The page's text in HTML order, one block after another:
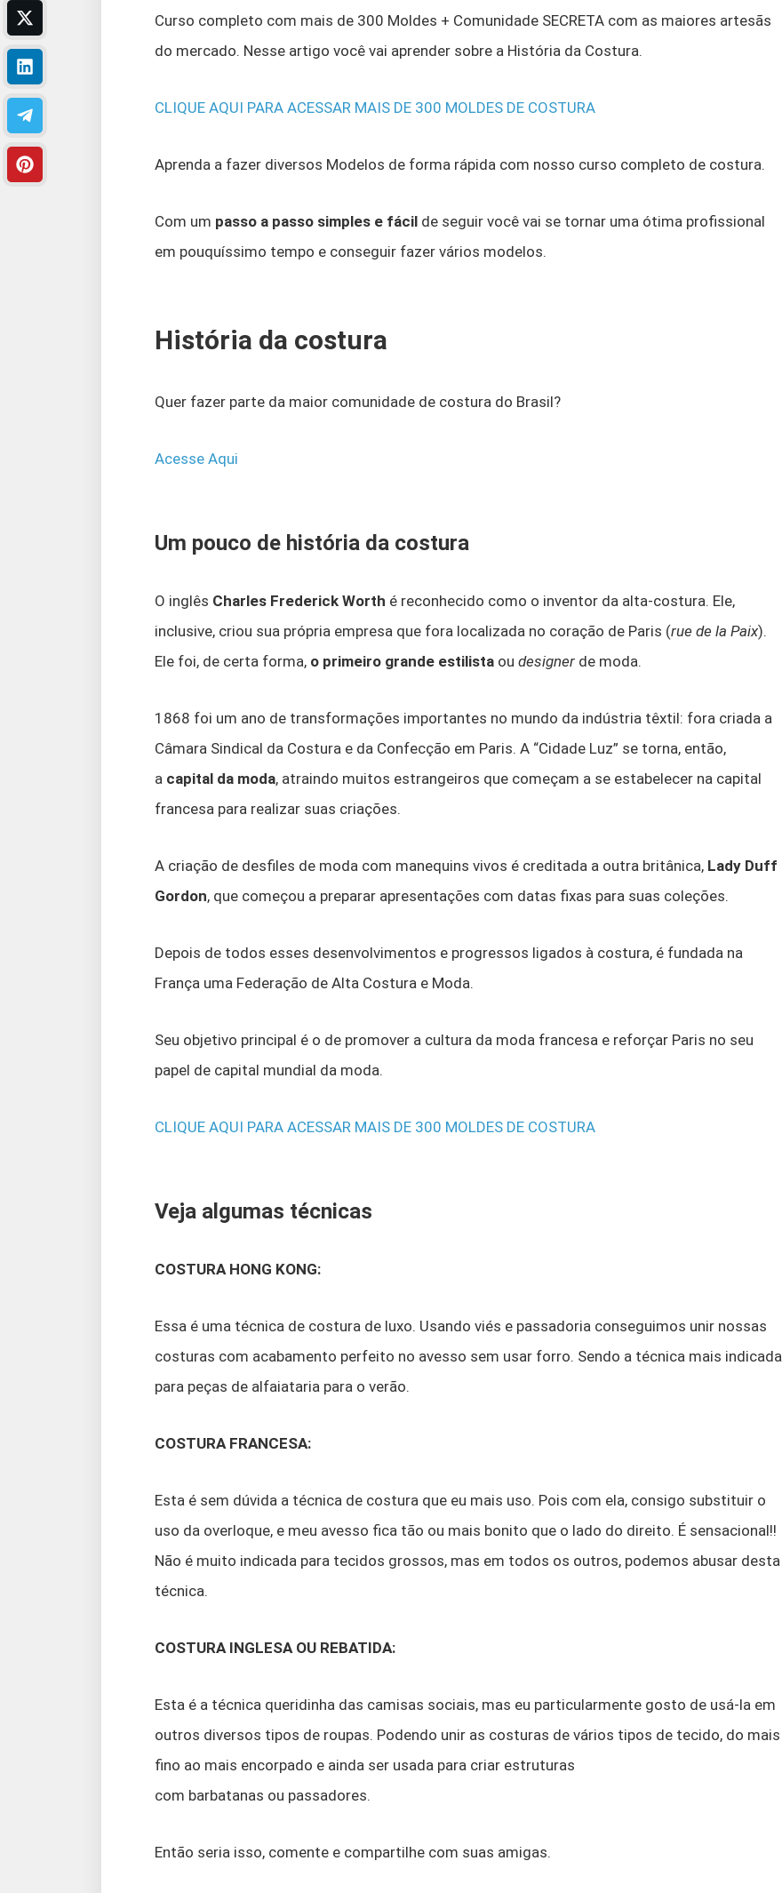
Curso completo com mais de 300 Moldes + Comunidade SECRETA com as maiores artesãs
do mercado. Nesse artigo você vai aprender sobre a História da Costura.
CLIQUE AQUI PARA ACESSAR MAIS DE 300 MOLDES DE COSTURA
Aprenda a fazer diversos Modelos de forma rápida com nosso curso completo de costura.
Com um passo a passo simples e fácil de seguir você vai se tornar uma ótima profissional
em pouquíssimo tempo e conseguir fazer vários modelos.
História da costura
Quer fazer parte da maior comunidade de costura do Brasil?
Acesse Aqui
Um pouco de história da costura
O inglês Charles Frederick Worth é reconhecido como o inventor da alta-costura. Ele,
inclusive, criou sua própria empresa que fora localizada no coração de Paris (rue de la Paix).
Ele foi, de certa forma, o primeiro grande estilista ou designer de moda.
1868 foi um ano de transformações importantes no mundo da indústria têxtil: fora criada a
Câmara Sindical da Costura e da Confecção em Paris. A “Cidade Luz” se torna, então,
a capital da moda, atraindo muitos estrangeiros que começam a se estabelecer na capital
francesa para realizar suas criações.
A criação de desfiles de moda com manequins vivos é creditada a outra britânica, Lady Duff
Gordon, que começou a preparar apresentações com datas fixas para suas coleções.
Depois de todos esses desenvolvimentos e progressos ligados à costura, é fundada na
França uma Federação de Alta Costura e Moda.
Seu objetivo principal é o de promover a cultura da moda francesa e reforçar Paris no seu
papel de capital mundial da moda.
CLIQUE AQUI PARA ACESSAR MAIS DE 300 MOLDES DE COSTURA
Veja algumas técnicas
COSTURA HONG KONG:
Essa é uma técnica de costura de luxo. Usando viés e passadoria conseguimos unir nossas
costuras com acabamento perfeito no avesso sem usar forro. Sendo a técnica mais indicada
para peças de alfaiataria para o verão.
COSTURA FRANCESA:
Esta é sem dúvida a técnica de costura que eu mais uso. Pois com ela, consigo substituir o
uso da overloque, e meu avesso fica tão ou mais bonito que o lado do direito. É sensacional!!
Não é muito indicada para tecidos grossos, mas em todos os outros, podemos abusar desta
técnica.
COSTURA INGLESA OU REBATIDA:
Esta é a técnica queridinha das camisas sociais, mas eu particularmente gosto de usá-la em
outros diversos tipos de roupas. Podendo unir as costuras de vários tipos de tecido, do mais
fino ao mais encorpado e ainda ser usada para criar estruturas
com barbatanas ou passadores.
Então seria isso, comente e compartilhe com suas amigas.